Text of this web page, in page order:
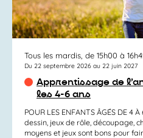
Tous les mardis, de 15h00 à
Du 22 septembre 2026 au 22 juin 2027
Apprentissage de
les 4-6 ans
POUR LES ENFANTS ÂGÉS DE 4
dessin, jeux de rôle, découpage,
moyens et jeux sont bons pour